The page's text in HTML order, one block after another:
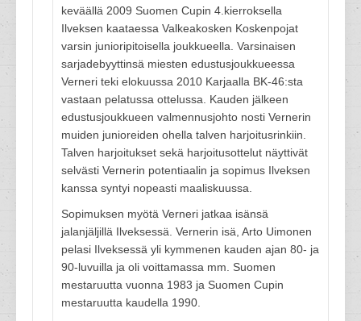
keväällä 2009 Suomen Cupin 4.kierroksella
Ilveksen kaataessa Valkeakosken Koskenpojat
varsin junioripitoisella joukkueella. Varsinaisen
sarjadebyyttinsä miesten edustusjoukkueessa
Verneri teki elokuussa 2010 Karjaalla BK-46:sta
vastaan pelatussa ottelussa. Kauden jälkeen
edustusjoukkueen valmennusjohto nosti Vernerin
muiden junioreiden ohella talven harjoitusrinkiin.
Talven harjoitukset sekä harjoitusottelut näyttivät
selvästi Vernerin potentiaalin ja sopimus Ilveksen
kanssa syntyi nopeasti maaliskuussa.
Sopimuksen myötä Verneri jatkaa isänsä
jalanjäljillä Ilveksessä. Vernerin isä, Arto Uimonen
pelasi Ilveksessä yli kymmenen kauden ajan 80- ja
90-luvuilla ja oli voittamassa mm. Suomen
mestaruutta vuonna 1983 ja Suomen Cupin
mestaruutta kaudella 1990.